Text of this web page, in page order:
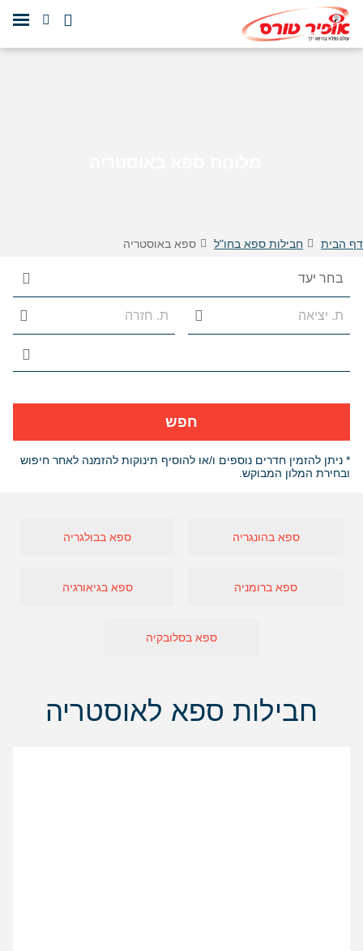
דף הבית חבילות ספא בחו"ל ספא באוסטריה
חפש
* ניתן להזמין חדרים נוספים ו/או להוסיף תינוקות להזמנה לאחר חיפוש
ובחירת המלון המבוקש.
ספא בהונגריה ספא בבולגריה
ספא ברומניה ספא בגיאורגיה
ספא בסלובקיה
חבילות ספא לאוסטריה